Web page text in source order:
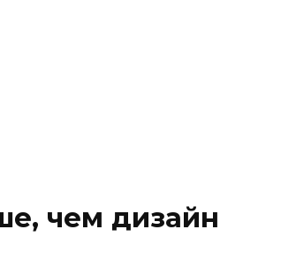
чем дизайн